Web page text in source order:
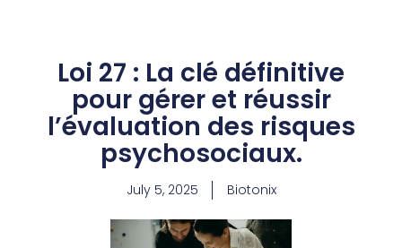
Loi 27 : La clé définitive
pour gérer et réussir
l’évaluation des risques
psychosociaux.
July 5, 2025 Biotonix